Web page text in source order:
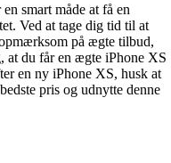
smart måde at få en
Ved at tage dig tid til at
på ægte tilbud,
at du får en ægte iPhone XS
en ny iPhone XS, husk at
pris og udnytte denne